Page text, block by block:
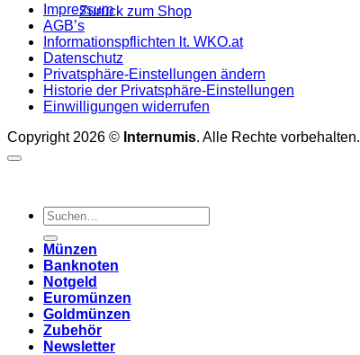
Zurück zum Shop
Impressum
AGB’s
Informationspflichten lt. WKO.at
Datenschutz
Privatsphäre-Einstellungen ändern
Historie der Privatsphäre-Einstellungen
Einwilligungen widerrufen
Copyright 2026 © Internumis. Alle Rechte vorbehalten.
Suchen
nach:
Münzen
Banknoten
Notgeld
Euromünzen
Goldmünzen
Zubehör
Newsletter